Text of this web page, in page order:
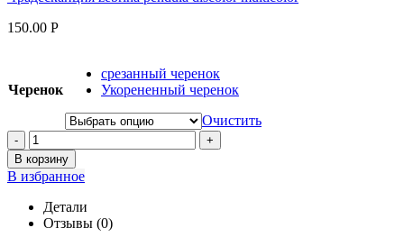
150.00 Р
Черенок
срезанный черенок
Укорененный черенок
Очистить
-
+
В корзину
В избранное
Детали
Отзывы (0)